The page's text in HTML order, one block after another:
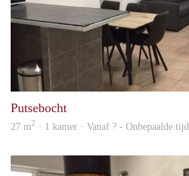
Putsebocht
27 m2 · 1 kamer · Vanaf ? - Onbepaalde tijd